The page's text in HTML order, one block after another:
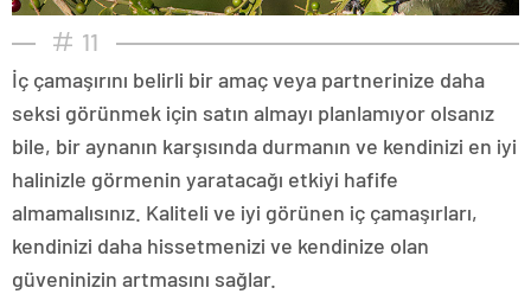
11
İç çamaşırını belirli bir amaç veya partnerinize daha
seksi görünmek için satın almayı planlamıyor olsanız
bile, bir aynanın karşısında durmanın ve kendinizi en iyi
halinizle görmenin yaratacağı etkiyi hafife
almamalısınız. Kaliteli ve iyi görünen iç çamaşırları,
kendinizi daha hissetmenizi ve kendinize olan
güveninizin artmasını sağlar.